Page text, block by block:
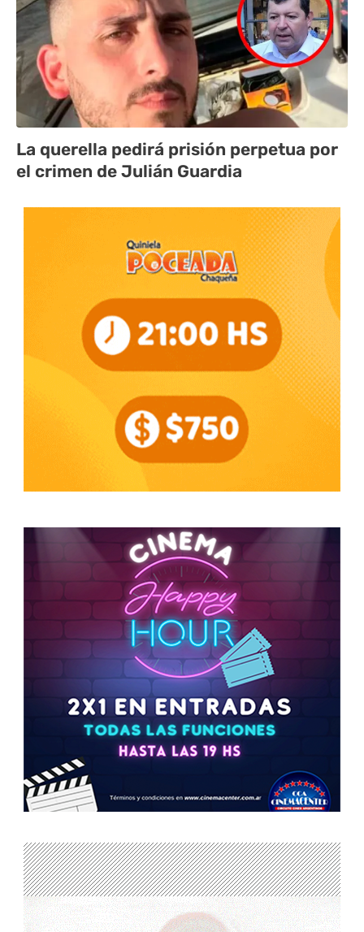
La querella pedirá prisión perpetua por
el crimen de Julián Guardia